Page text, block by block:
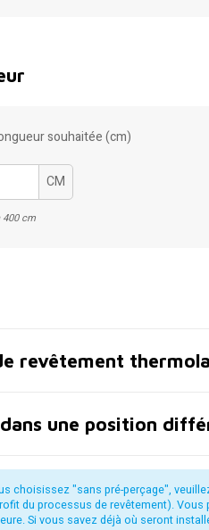
souhaitée (cm)
CM
400 cm
revêtement
une position
choisissez "sans pré-perçage",
du processus de revêtement).
Si vous savez déjà où seront